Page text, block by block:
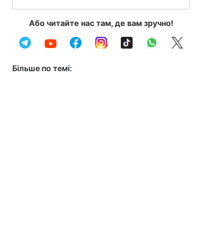
Або читайте нас там, де вам зручно!
Більше по темі: